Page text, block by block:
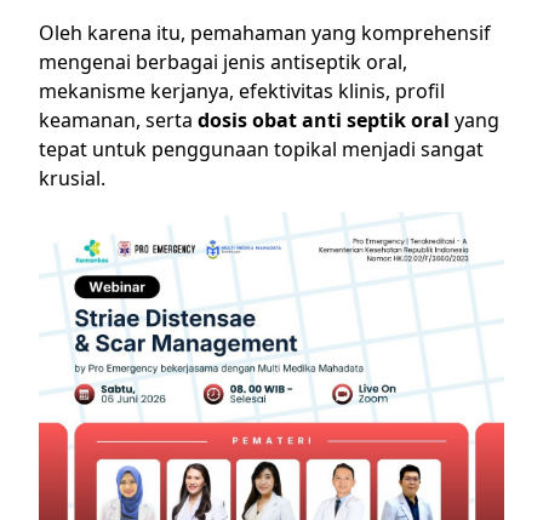
Oleh karena itu, pemahaman yang komprehensif
mengenai berbagai jenis antiseptik oral,
mekanisme kerjanya, efektivitas klinis, profil
keamanan, serta dosis obat anti septik oral yang
tepat untuk penggunaan topikal menjadi sangat
krusial.